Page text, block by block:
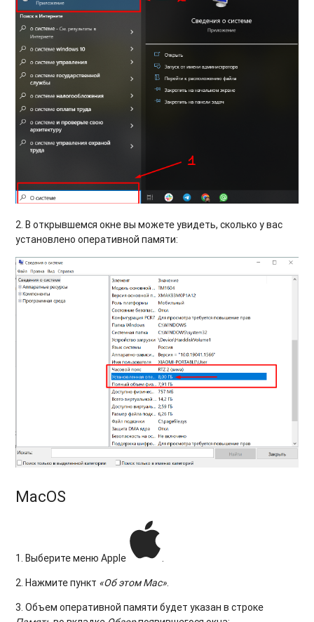
2. В открывшемся окне вы можете увидеть, сколько у вас
установлено оперативной памяти:
MacOS
1. Выберите меню Apple
.
2. Нажмите пункт «Об этом Mac».
3. Объем оперативной памяти будет указан в строке